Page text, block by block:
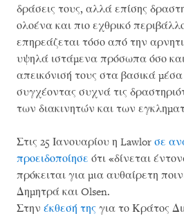
δράσεις τους, αλλά επίσης
ολοένα και πιο εχθρικό
επηρεάζεται τόσο από την
υψηλά ιστάμενα πρόσωπα όσο
απεικόνισή τους στα βασικά
συγχέοντας συχνά τις
των διακινητών και των
Στις 25 Ιανουαρίου η Lawlor σε
προειδοποίησε ότι «δίνεται
πρόκειται για μια αυθαίρετη
Δημητρά και Olsen.
Στην έκθεσή της για το Κράτος